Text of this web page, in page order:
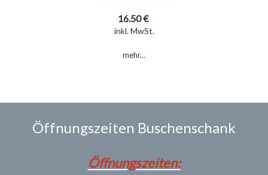
16.50 €
inkl. MwSt.
mehr...
Öffnungszeiten Buschenschank
Öffnungszeiten: